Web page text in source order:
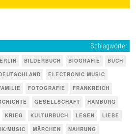
Schlagwörter
BILDERBUCH BIOGRAFIE
BUCH
ELECTRONIC MUSIC
FOTOGRAFIE
FRANKREICH
GESELLSCHAFT
HAMBURG
KRIEG KULTURBUCH LESEN
LIEBE
MUSIC MÄRCHEN
NAHRUNG